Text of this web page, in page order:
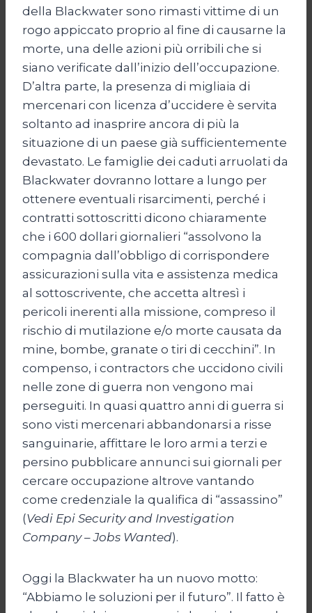
della Blackwater sono rimasti vittime di un
rogo appiccato proprio al fine di causarne la
morte, una delle azioni più orribili che si
siano verificate dall’inizio dell’occupazione.
D’altra parte, la presenza di migliaia di
mercenari con licenza d’uccidere è servita
soltanto ad inasprire ancora di più la
situazione di un paese già sufficientemente
devastato. Le famiglie dei caduti arruolati da
Blackwater dovranno lottare a lungo per
ottenere eventuali risarcimenti, perché i
contratti sottoscritti dicono chiaramente
che i 600 dollari giornalieri “assolvono la
compagnia dall’obbligo di corrispondere
assicurazioni sulla vita e assistenza medica
al sottoscrivente, che accetta altresì i
pericoli inerenti alla missione, compreso il
rischio di mutilazione e/o morte causata da
mine, bombe, granate o tiri di cecchini”. In
compenso, i contractors che uccidono civili
nelle zone di guerra non vengono mai
perseguiti. In quasi quattro anni di guerra si
sono visti mercenari abbandonarsi a risse
sanguinarie, affittare le loro armi a terzi e
persino pubblicare annunci sui giornali per
cercare occupazione altrove vantando
come credenziale la qualifica di “assassino”
(Vedi Epi Security and Investigation
Company – Jobs Wanted).
Oggi la Blackwater ha un nuovo motto:
“Abbiamo le soluzioni per il futuro”. Il fatto è